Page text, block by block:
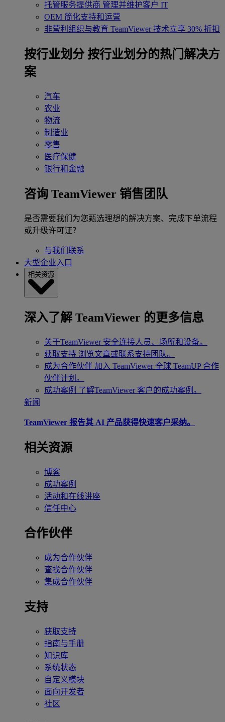
托管服务提供商 管理并维护客户 IT
OEM 简化支持和运营
非营利组织与教育 TeamViewer 技术立享 30% 折扣
‌按行业划分 按行业划分的热门解决方
案
汽车
农业
物流
制造业
零售
医疗保健
银行和金融
咨询 TeamViewer 销售团队
是否需要我们为您甄选理想的解决方案、完成下单流程
或升级许可证？
与我们联系
大型企业入口
相关资源
深入了解 TeamViewer 的更多信息
关于TeamViewer 安全连接人员、场所和设备。
获取支持 浏览文章或联系支持团队。
成为合作伙伴 加入 TeamViewer 全球 TeamUP 合作
伙伴计划。
成功案例 了解TeamViewer 客户的成功案例。
新闻
TeamViewer 报告其 AI 产品获得快速客户采纳。
相关资源
博客
成功案例
活动和在线讲座
信任中心
合作伙伴
成为合作伙伴
查找合作伙伴
集成合作伙伴
支持
获取支持
指南与手册
知识库
系统状态
自定义模块
面向开发者
社区